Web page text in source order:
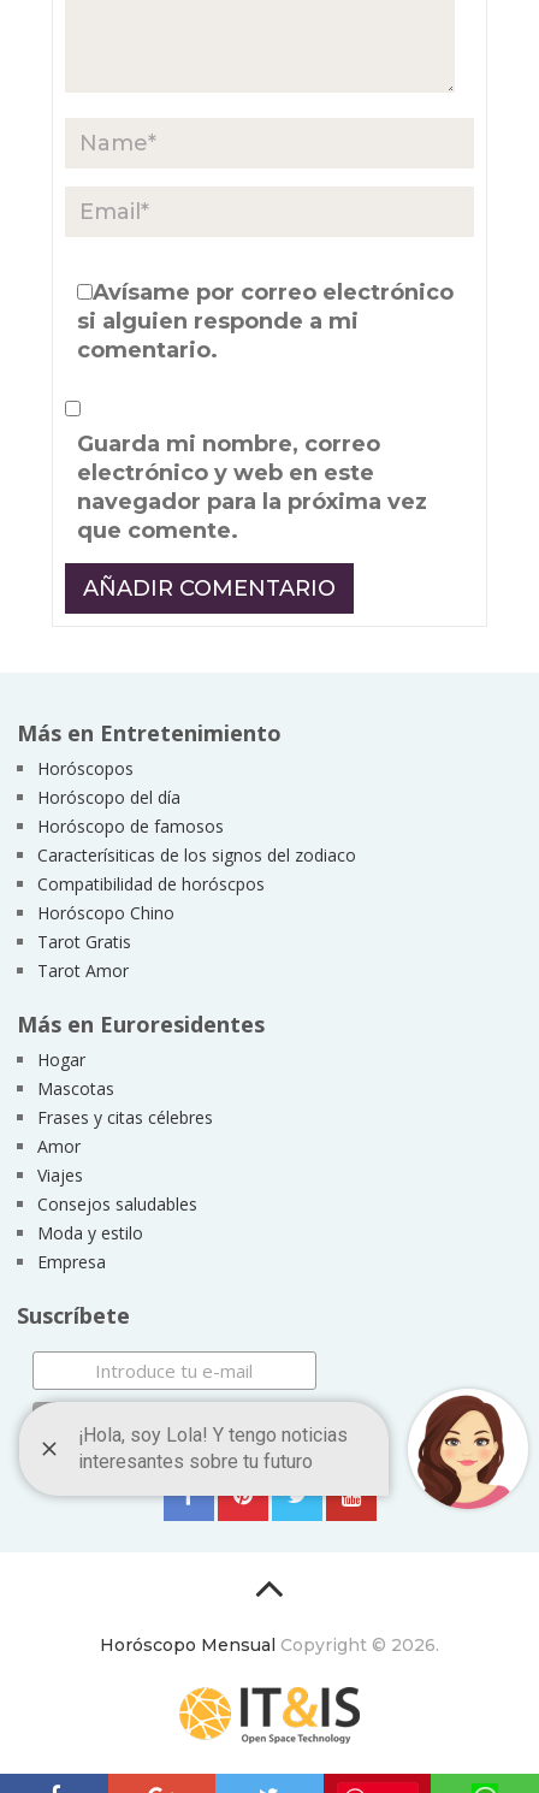
Avísame por correo electrónico
si alguien responde a mi
comentario.
Guarda mi nombre, correo
electrónico y web en este
navegador para la próxima vez
que comente.
Más en Entretenimiento
Horóscopos
Horóscopo del día
Horóscopo de famosos
Caracterísiticas de los signos del zodiaco
Compatibilidad de horóscpos
Horóscopo Chino
Tarot Gratis
Tarot Amor
Más en Euroresidentes
Hogar
Mascotas
Frases y citas célebres
Amor
Viajes
Consejos saludables
Moda y estilo
Empresa
Suscríbete
Horóscopo Mensual Copyright © 2026.
ItyIs Siglo XXI| Euroresidentes Principios generales